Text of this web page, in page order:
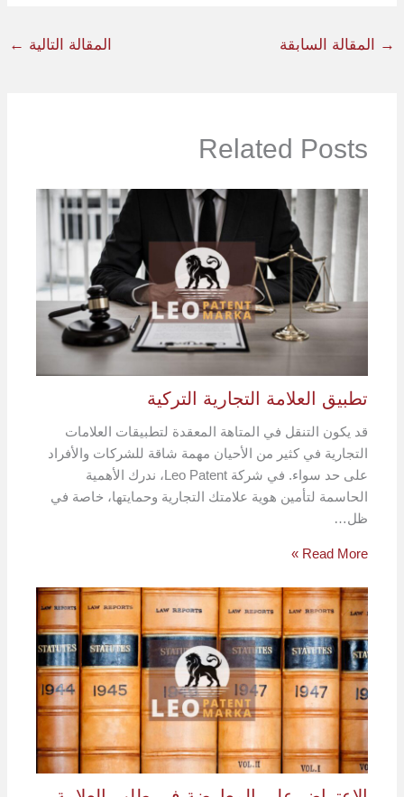
→ المقالة السابقة المقالة التالية ←
Related Posts
تطبيق العلامة التجارية التركية
قد يكون التنقل في المتاهة المعقدة لتطبيقات العلامات
التجارية في كثير من الأحيان مهمة شاقة للشركات والأفراد
على حد سواء. في شركة Leo Patent، ندرك الأهمية
الحاسمة لتأمين هوية علامتك التجارية وحمايتها، خاصة في
ظل…
Read More »